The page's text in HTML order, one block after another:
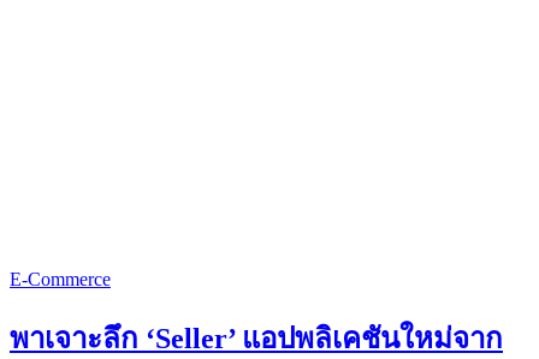
E-Commerce
พาเจาะลึก ‘Seller’ แอปพลิเคชันใหม่จาก